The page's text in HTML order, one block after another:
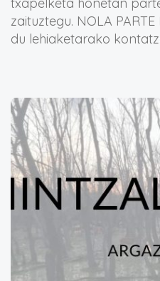
txapelketa honetan
zaituztegu. NOLA
du lehiaketarako